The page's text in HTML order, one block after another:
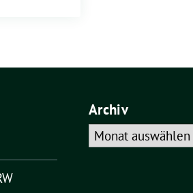
Archiv
Archiv